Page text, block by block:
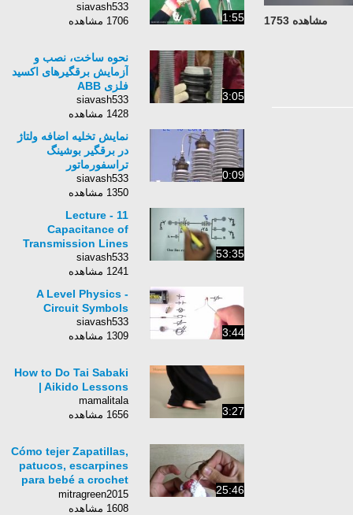
مشاهده 1753 1:55
siavash533
1706 مشاهده
3:05
نحوه ساخت، نصب و
آزمایش برقگیرهای اکسید
فلزی ABB
siavash533
1428 مشاهده
0:09
نمایش تخلیه اضافه ولتاژ
در برقگیر بوشینگ
تراسفورماتور
siavash533
1350 مشاهده
53:35
Lecture - 11
Capacitance of
Transmission Lines
siavash533
1241 مشاهده
3:44
A Level Physics -
Circuit Symbols
siavash533
1309 مشاهده
3:27
How to Do Tai Sabaki
| Aikido Lessons
mamalitala
1656 مشاهده
25:46
Cómo tejer Zapatillas,
patucos, escarpines
para bebé a crochet
(2 de 2)
mitragreen2015
1608 مشاهده